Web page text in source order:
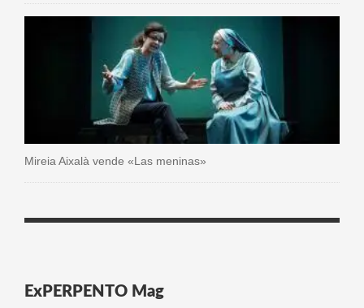
Mireia Aixalà vende «Las meninas»
ExPERPENTO Mag